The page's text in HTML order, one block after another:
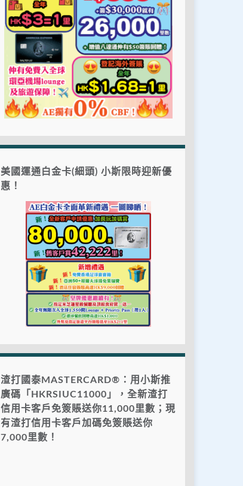
美國運通白金卡(細頭) 小斯限時迎新優
惠！
渣打國泰MASTERCARD®：用小斯推
廣碼「HKRSIUC11000」，全新渣打
信用卡客戶免簽賬送你11,000里數；現
有渣打信用卡客戶加碼免簽賬送你
7,000里數！